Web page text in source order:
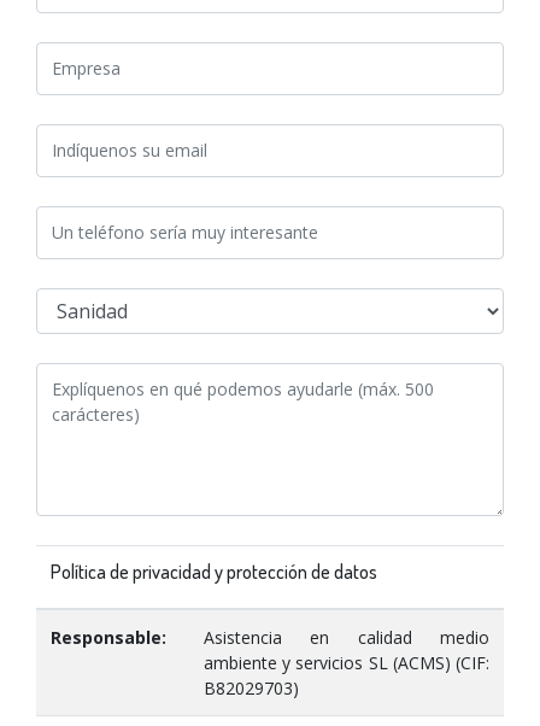
Política de privacidad y protección de datos
Responsable:
Asistencia en calidad medio
ambiente y servicios SL (ACMS) (CIF:
B82029703)